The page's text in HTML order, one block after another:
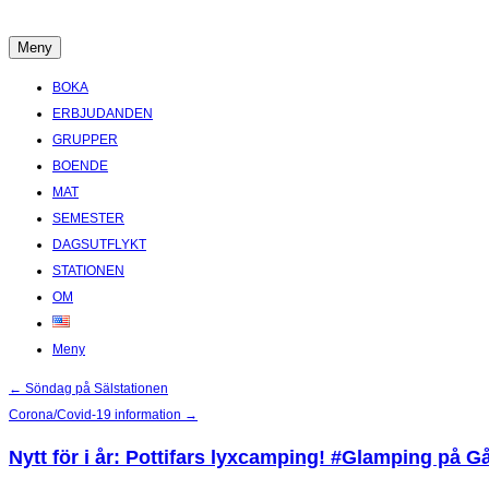
till
Boende Aktiviteter Möten Hemlig historia i Stockholms Skärgård
Meny
BOKA
ERBJUDANDEN
GRUPPER
BOENDE
MAT
SEMESTER
DAGSUTFLYKT
STATIONEN
OM
Meny
Inläggsnavigering
← Söndag på Sälstationen
Corona/Covid-19 information →
Nytt för i år: Pottifars lyxcamping! #Glamping på